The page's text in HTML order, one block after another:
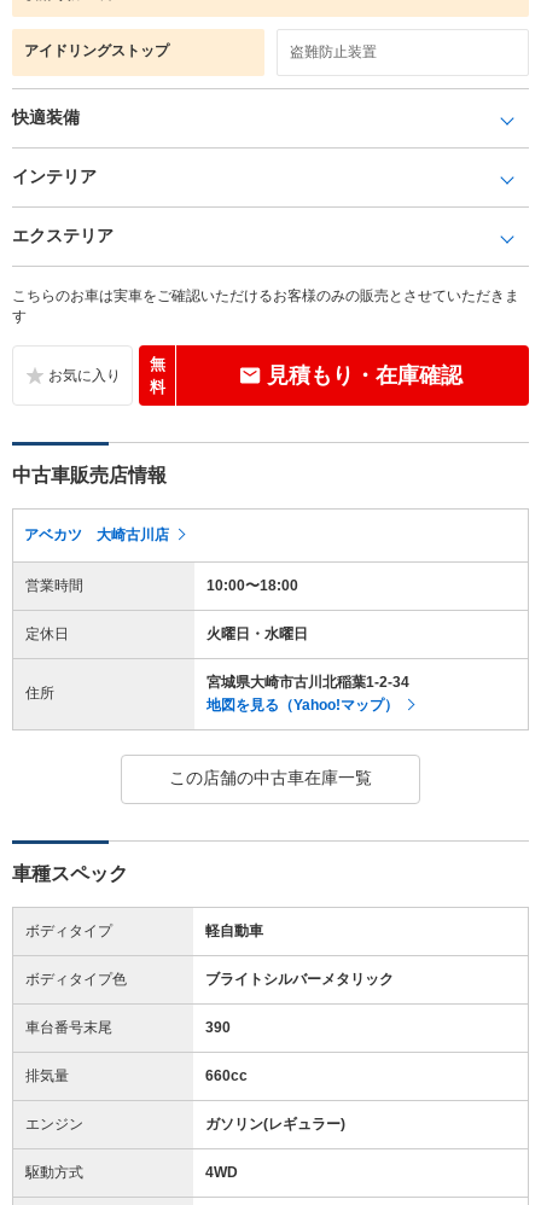
アイドリングストップ 盗難防止装置
快適装備
インテリア
エクステリア
こちらのお車は実車をご確認いただけるお客様のみの販売とさせていただきま
す
無
料
見積もり・在庫確認
中古車販売店情報
アベカツ 大崎古川店
営業時間 10:00〜18:00
定休日 火曜日・水曜日
住所
宮城県大崎市古川北稲葉1-2-34
地図を見る（Yahoo!マップ）
この店舗の中古車在庫一覧
車種スペック
ボディタイプ 軽自動車
ボディタイプ色 ブライトシルバーメタリック
車台番号末尾 390
排気量 660cc
エンジン ガソリン(レギュラー)
駆動方式 4WD